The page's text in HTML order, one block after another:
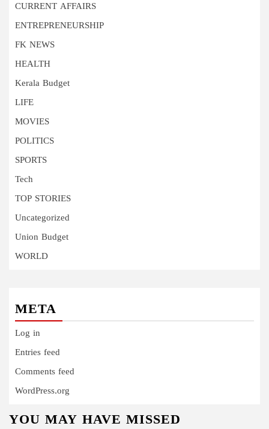
CURRENT AFFAIRS
ENTREPRENEURSHIP
FK NEWS
HEALTH
Kerala Budget
LIFE
MOVIES
POLITICS
SPORTS
Tech
TOP STORIES
Uncategorized
Union Budget
WORLD
META
Log in
Entries feed
Comments feed
WordPress.org
YOU MAY HAVE MISSED